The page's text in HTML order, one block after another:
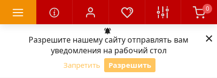
Разрешите нашему сайту отправлять вам
уведомления на рабочий стол
Запретить Разрешить
×
0